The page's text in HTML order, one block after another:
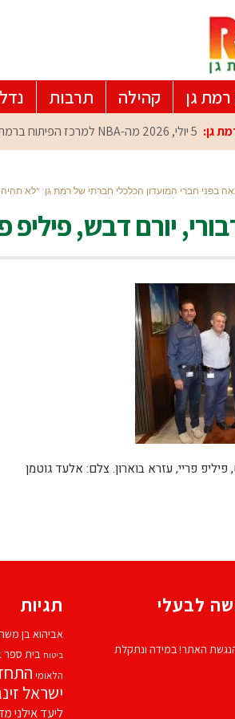
גן קהילה תרבות
גן: 5 יולי, 2026 מה-NBA למרכז הפיתוח ברמת גן: עומרי כספי במפגש הוקרה מיוחד
בפני חברי המועדון הכלכלי חברתי של רמת גן: "לא
יורם דבש,
פיליפ פריי, עזרא בוארון. צלם: אלעד גוטמן
לבעלי
האתר! במידה ונתקלת
תגיות
אביהוא בן
ביטוח בית ספר
הלאומי
ישראל
ליעד אילני